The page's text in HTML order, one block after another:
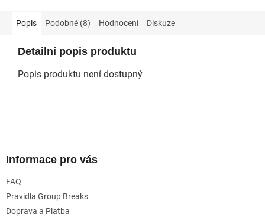
Popis Podobné (8) Hodnocení Diskuze
Detailní popis produktu
Popis produktu není dostupný
Informace pro vás
FAQ
Pravidla Group Breaks
Doprava a Platba